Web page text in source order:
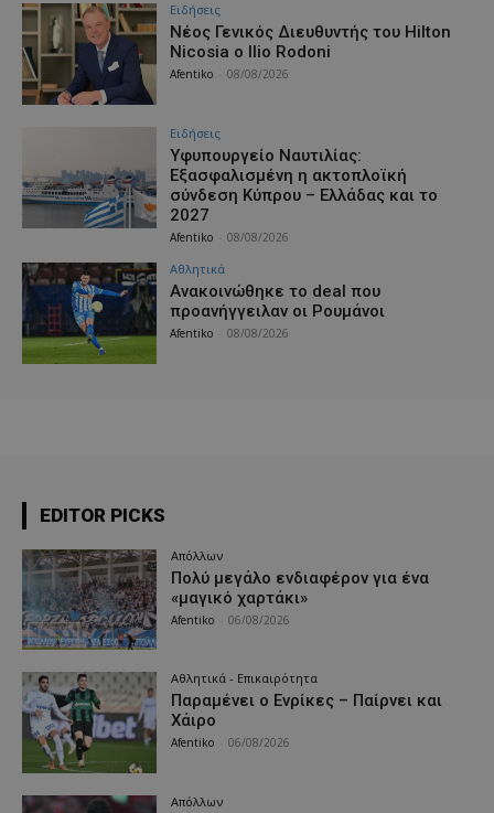
Ειδήσεις
Νέος Γενικός Διευθυντής του Hilton
Nicosia ο Ilio Rodoni
Afentiko 08/08/2026
Ειδήσεις
Υφυπουργείο Ναυτιλίας:
Εξασφαλισμένη η ακτοπλοϊκή
σύνδεση Κύπρου – Ελλάδας και το
2027
Afentiko 08/08/2026
Αθλητικά
Aνακοινώθηκε το deal που
προανήγγειλαν οι Ρουμάνοι
Afentiko 08/08/2026
EDITOR PICKS
Απόλλων
Πολύ μεγάλο ενδιαφέρον για ένα
«μαγικό χαρτάκι»
Afentiko 06/08/2026
Αθλητικά - Επικαιρότητα
Παραμένει ο Ενρίκες – Παίρνει και
Χάιρο
Afentiko 06/08/2026
Απόλλων